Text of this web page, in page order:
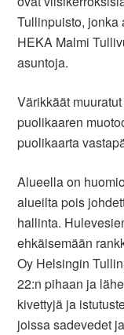
Tullinpuisto, jonka
HEKA Malmi
asuntoja.
Värikkäät
puolikaaren
puolikaarta
Alueella on
alueilta pois
hallinta.
ehkäisemään
Oy Helsingin
22:n pihaan ja
kivettyjä ja
joissa sadevedet